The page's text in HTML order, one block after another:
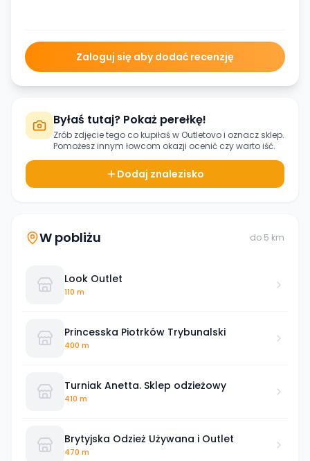
Zaloguj się aby dodać recenzję
Byłaś tutaj? Pokaż perełkę!
Zrób zdjęcie tego co kupiłaś w Outletovoi oznacz sklep.
Pomożesz innym łowcom okazji ocenić czy warto iść.
Dodaj znalezisko
W pobliżu do 5 km
Look Outlet
110 m
Princesska Piotrków Trybunalski
400 m
Turniak Anetta. Sklep odzieżowy
410 m
Brytyjska Odzież Używana i Outlet
470 m